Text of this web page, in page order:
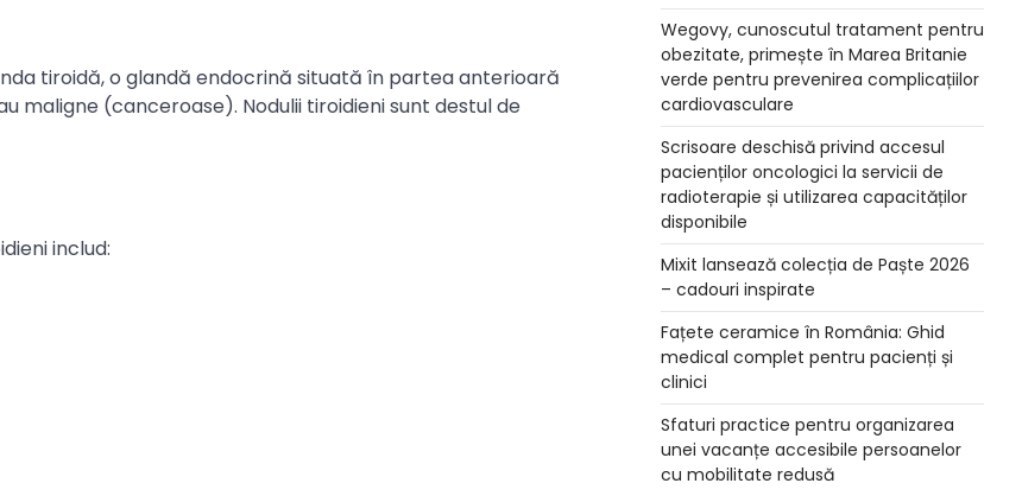
tiroidă, o glandă endocrină situată în partea anterioară
maligne (canceroase). Nodulii tiroidieni sunt destul de
includ:
Wegovy, cunoscutul tratament pentru
obezitate, primește în Marea Britanie
verde pentru prevenirea complicațiilor
cardiovasculare
Scrisoare deschisă privind accesul
pacienților oncologici la servicii de
radioterapie și utilizarea capacităților
disponibile
Mixit lansează colecția de Paște 2026
– cadouri inspirate
Fațete ceramice în România: Ghid
medical complet pentru pacienți și
clinici
Sfaturi practice pentru organizarea
unei vacanțe accesibile persoanelor
cu mobilitate redusă